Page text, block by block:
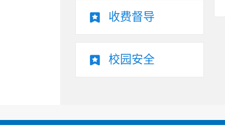
收费督导
校园安全